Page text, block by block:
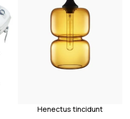
Henectus tincidunt